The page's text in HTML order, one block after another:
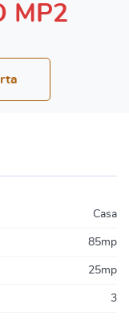
MP2
Casa
85mp
25mp
3